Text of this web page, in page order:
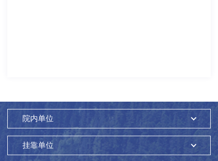
院内单位
挂靠单位